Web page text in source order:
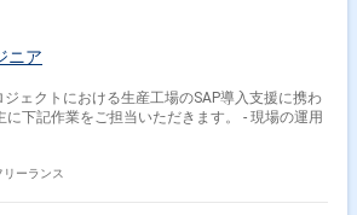
ニア
ェクトにおける生産工場のSAP導入支援に携わ
作業をご担当いただきます。 - 現場の運用
リーランス